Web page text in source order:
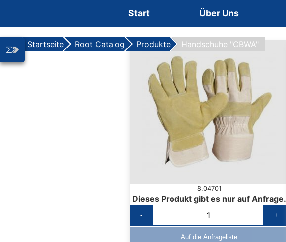
Start Über Uns
Startseite Root Catalog Produkte Handschuhe "CBWA"
8.04701
Dieses Produkt gibt es nur auf Anfrage.
- +
Auf die Anfrageliste